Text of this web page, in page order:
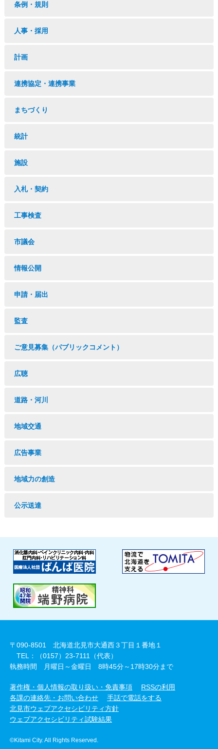
条例・規則
人事・採用
計画
連携協定・連携事業
まちづくり
統計
施設
入札・契約
工事検査
市議会
情報公開
申請・届出
監査
ご意見募集（パブリックコメント）
広聴
道路・河川
地域交通
広告事業
地域力の創造
公示送達
〒090-8501 北海道北見市大通西３丁目１番地１
TEL：（0157）23-7111（代表）
執務時間 月曜日～金曜日 8時45分～17時30分まで
著作権・個人情報の取り扱い・免責事項
RSSの利用
各課の連絡先・お問い合わせ
手話で電話をする
北見市ウェブアクセシビリティ方針
ウェブアクセシビリティ試験結果
©Kitami City. All Rights Reserved.